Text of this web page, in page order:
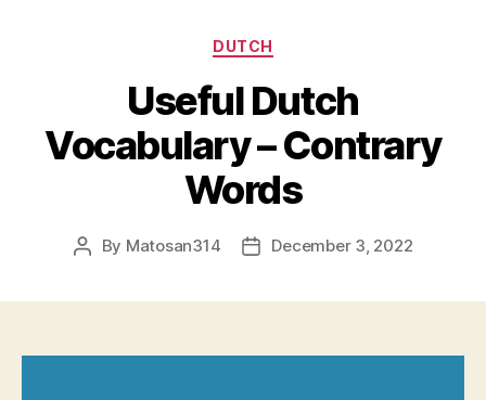
Categories
DUTCH
Useful Dutch
Vocabulary – Contrary
Words
Post
By Matosan314
PostDecember 3, 2022